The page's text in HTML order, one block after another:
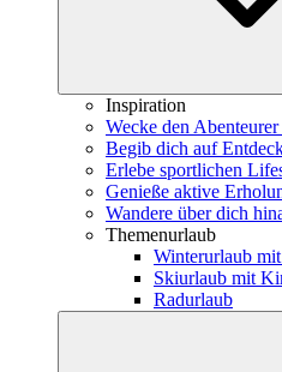
Inspiration
Wecke den
Begib dich auf
Erlebe sportlichen
Genieße aktive
Wandere über dich
Themenurlaub
Winterurlaub
Skiurlaub mit
Radurlaub